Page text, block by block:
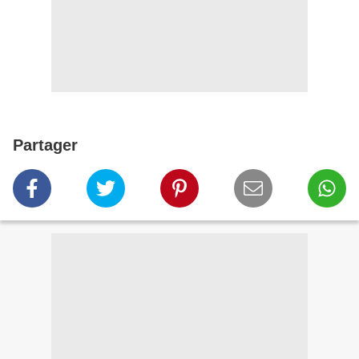
Partager